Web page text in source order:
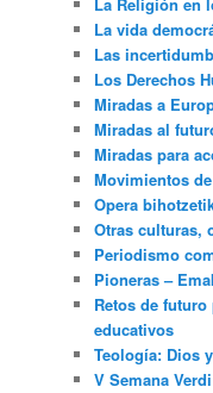
La vida
Las
Los Derechos
Miradas a
Miradas al
Miradas para
Movimientos
Opera
Otras culturas,
Periodismo
Pioneras –
Retos de
educativos
Teología: Dios
V Semana